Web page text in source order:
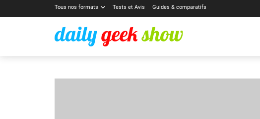
Tous nos formats Tests et Avis Guides & comparatifs